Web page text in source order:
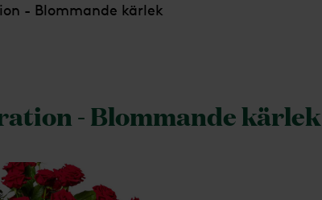
- Blommande kärlek
- Blommande kärlek